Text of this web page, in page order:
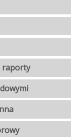
raporty